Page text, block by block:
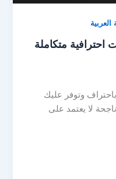
متكاملة
وتوفر عليك
لا يعتمد على